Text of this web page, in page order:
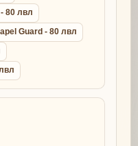
80 лвл
Guard - 80 лвл